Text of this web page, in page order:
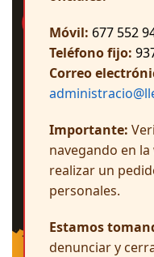
Móvil: 677 552
Teléfono fijo:
Correo
Importante:
navegando en
realizar un
personales.
Estamos
denunciar y